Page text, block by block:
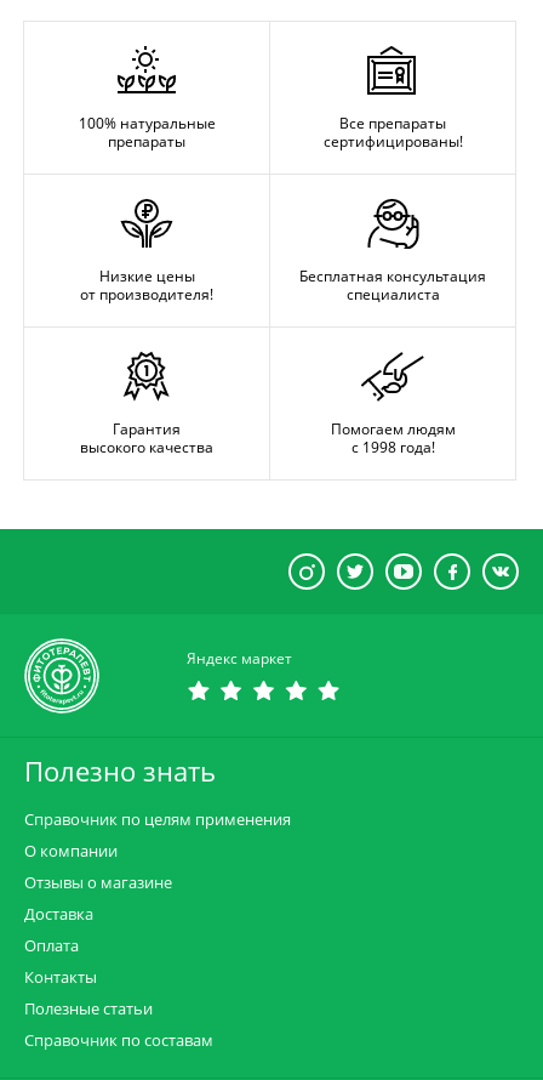
100% натуральные
препараты
Все препараты
сертифицированы!
Низкие цены
от производителя!
Бесплатная консультация
специалиста
Гарантия
высокого качества
Помогаем людям
с 1998 года!
Яндекс маркет
Полезно знать
Справочник по целям применения
О компании
Отзывы о магазине
Доставка
Оплата
Контакты
Полезные статьи
Справочник по составам